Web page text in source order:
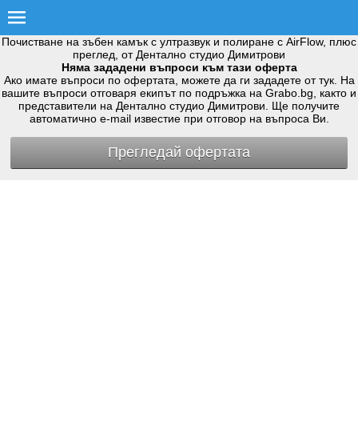
Почистване на зъбен камък с ултразвук и полиране с AirFlow, плюс
преглед, от Дентално студио Димитрови
Няма зададени въпроси към тази оферта
Ако имате въпроси по офертата, можете да ги зададете от тук. На
вашите въпроси отговаря екипът по подръжка на Grabo.bg, както и
представители на Дентално студио Димитрови. Ще получите
автоматично e-mail известие при отговор на въпроса Ви.
Прегледай офертата